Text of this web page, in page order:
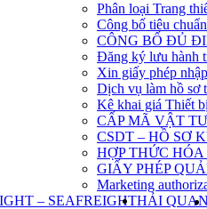
Phân loại Trang
Công bố tiêu
CÔNG BỐ ĐỦ
Đăng ký lưu hành
Xin giấy phép
Dịch vụ làm hồ sơ
Kê khai giá Thiết
CẤP MÃ VẬT
CSDT – HỒ SƠ
HỢP THỨC
GIẤY PHÉP
Marketing
– SEAFREIGHTHẢI QUAN